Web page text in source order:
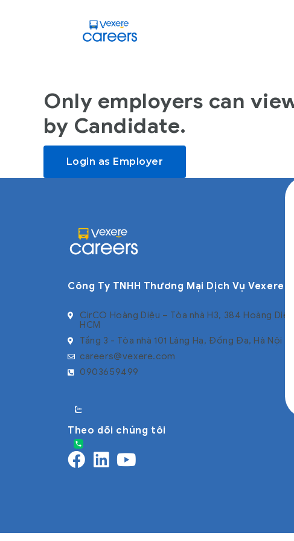
Only employers can
by Candidate.
Login as Employer
Công Ty TNHH Thương Mại Dịch Vụ Vexere
CirCO Hoàng Diệu – Tòa nhà H3, 384 Hoàng
HCM
Tầng 3 - Tòa nhà 101 Láng Hạ, Đống Đa, Hà Nội
careers@vexere.com
0903659499
Theo dõi chúng tôi